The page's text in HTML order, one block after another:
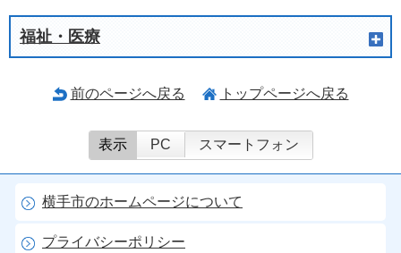
福祉・医療
前のページへ戻る トップページへ戻る
表示 PC スマートフォン
横手市のホームページについて
プライバシーポリシー